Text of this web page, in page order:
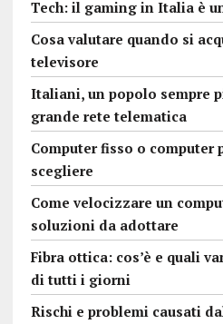
Tech: il gaming in Italia è
Cosa valutare quando si
televisore
Italiani, un popolo sempre
grande rete telematica
Computer fisso o computer
scegliere
Come velocizzare un
soluzioni da adottare
Fibra ottica: cos’è e quali
di tutti i giorni
Rischi e problemi causati